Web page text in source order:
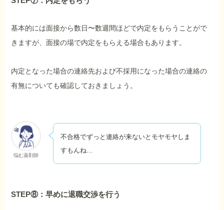
基本的には面接から数日〜数週間ほどで内定をもらうことがで
きますが、面接の場で内定をもらえる場合もあります。
内定となった場合の連絡先および不採用になった場合の連絡の
有無についても確認しておきましょう。
悩む薬剤師
不合格でずっと連絡が来ないとモヤモヤしま
すもんね…
STEP⑧：早めに退職交渉を行う